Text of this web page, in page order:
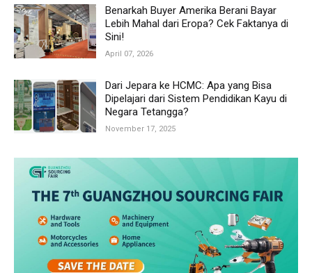
Benarkah Buyer Amerika Berani Bayar
Lebih Mahal dari Eropa? Cek Faktanya di
Sini!
April 07, 2026
Dari Jepara ke HCMC: Apa yang Bisa
Dipelajari dari Sistem Pendidikan Kayu di
Negara Tetangga?
November 17, 2025